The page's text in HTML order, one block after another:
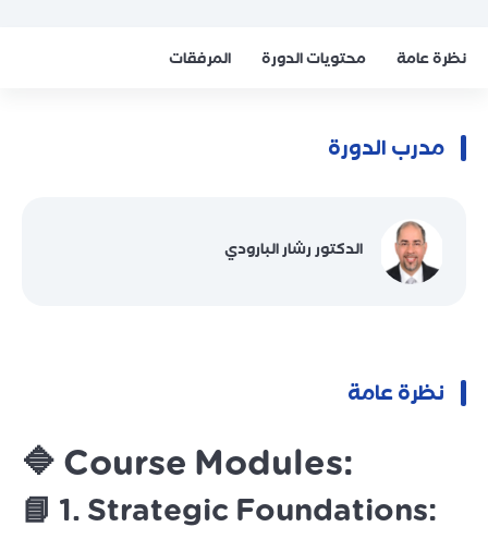
نظرة عامة محتويات الدورة المرفقات
مدرب الدورة
الدكتور رشار البارودي
نظرة عامة
🔷 Course Modules:
📘 1. Strategic Foundations: